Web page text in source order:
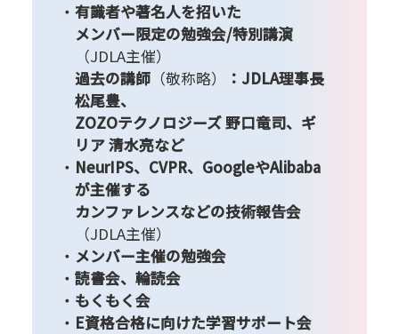
有識者や著名人を招いた
メンバー限定の勉強会/特別講演
（JDLA主催）
過去の講師（敬称略）
：JDLA理事長
松尾豊、
ZOZOテクノロジーズ 野口竜司、ギ
リア 清水亮など
NeurIPS、CVPR、GoogleやAlibaba
が主催する
カンファレンスなどの技術報告会
（JDLA主催）
メンバー主催の勉強会
読書会、輪読会
もくもく会
E資格合格に向けた学習サポート会